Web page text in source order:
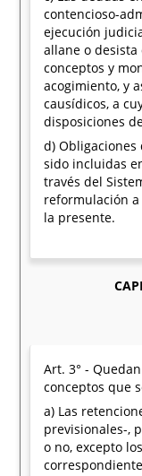
contencioso-
ejecución
allane o
conceptos y
acogimiento, y
causídicos, a
disposiciones
d)
sido incluidas
través del
reformulación
la presente.
Art. 3° -
conceptos que
a) Las
previsionales-,
o no, excepto